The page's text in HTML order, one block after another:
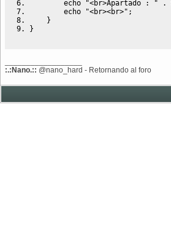
echo
"<br>Apartado : " .
echo
"<br><br>" ;
}
}
:.:Nano.:: @nano_hard - Retornando al foro